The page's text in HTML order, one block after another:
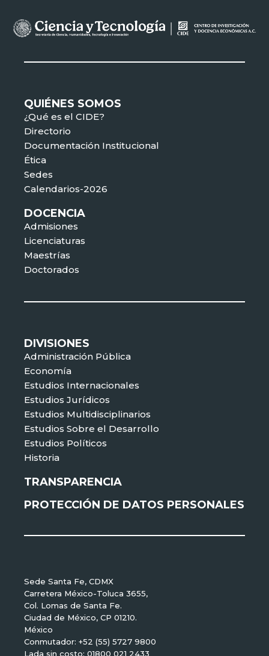
QUIÉNES SOMOS
¿Qué es el CIDE?
Directorio
Documentación Institucional
Ética
Sedes
Calendarios-2026
DOCENCIA
Admisiones
Licenciaturas
Maestrías
Doctorados
DIVISIONES
Administración Pública
Economía
Estudios Internacionales
Estudios Jurídicos
Estudios Multidisciplinarios
Estudios Sobre el Desarrollo
Estudios Políticos
Historia
TRANSPARENCIA
PROTECCIÓN DE DATOS PERSONALES
Sede Santa Fe, CDMX
Carretera México-Toluca 3655,
Col. Lomas de Santa Fe.
Ciudad de México, CP 01210.
México
Conmutador: +52 (55) 5727 9800
Lada sin costo: 01800 021 2433